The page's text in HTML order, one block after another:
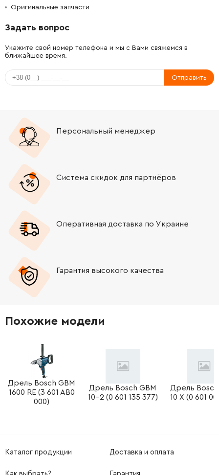
Оригинальные запчасти
Задать вопрос
Укажите свой номер телефона и мы с Вами свяжемся в
ближайшее время.
Отправить
Персональный менеджер
Система скидок для партнёров
Оперативная доставка по Украине
Гарантия высокого качества
Похожие модели
Дрель Bosch GBM
1600 RE (3 601 AB0
000)
Дрель Bosch GBM
10-2 (0 601 135 377)
Дрель Bosch
10 X (0 601
Каталог продукции Доставка и оплата